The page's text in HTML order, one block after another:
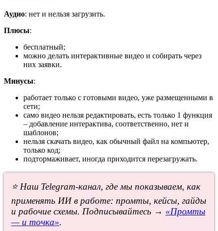
Аудио: нет и нельзя загрузить.
Плюсы:
бесплатный;
можно делать интерактивные видео и собирать через
них заявки.
Минусы:
работает только с готовыми видео, уже размещенными в
сети;
само видео нельзя редактировать, есть только 1 функция
– добавление интерактива, соответственно, нет и
шаблонов;
нельзя скачать видео, как обычный файл на компьютер,
только код;
подтормаживает, иногда приходится перезагружать.
⭐ Наш Telegram-канал, где мы показываем, как
применять ИИ в работе: промты, кейсы, гайды
и рабочие схемы. Подписывайтесь → «Промты
— и точка».